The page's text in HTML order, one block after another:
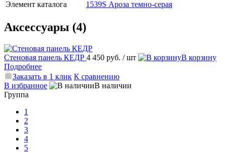
Элемент каталога
1539S Ароза темно-серая
Аксессуары (4)
Стеновая панель КЕДР 4 450 руб. / шт
В корзину
Подробнее
Заказать в 1 клик К сравнению
В избранное
В наличии
Группа
1
2
3
4
5